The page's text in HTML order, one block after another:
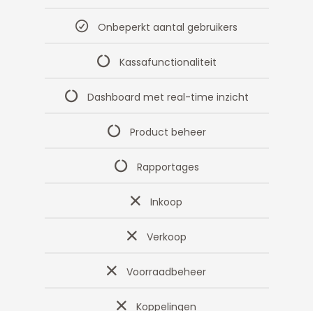
Onbeperkt aantal gebruikers
Kassafunctionaliteit
Dashboard met real-time inzicht
Product beheer
Rapportages
Inkoop
Verkoop
Voorraadbeheer
Koppelingen